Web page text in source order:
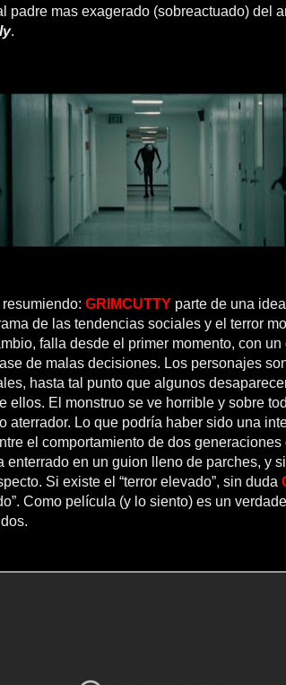
padre mas exagerado (sobreactuado) del
.
GRIMCUTTY parte de una
de las tendencias sociales y el terror
falla desde el primer momento, con un
de malas decisiones. Los personajes
hasta tal punto que algunos
ellos. El monstruo se ve horrible y sobre
aterrador. Lo que podría haber sido una
el comportamiento de dos generaciones
enterrado en un guion lleno de parches, y
Si existe el “terror elevado”, sin duda
Como película (y lo siento) es un